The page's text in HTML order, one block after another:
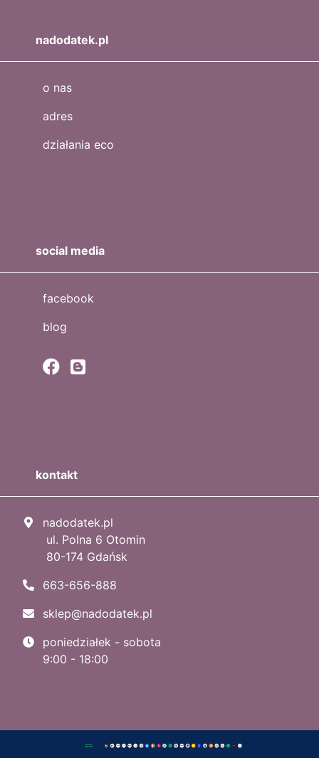
nadodatek.pl
o nas
adres
działania eco
social media
facebook
blog
kontakt
nadodatek.pl
ul. Polna 6 Otomin
80-174 Gdańsk
663-656-888
sklep@nadodatek.pl
poniedziałek - sobota
9:00 - 18:00